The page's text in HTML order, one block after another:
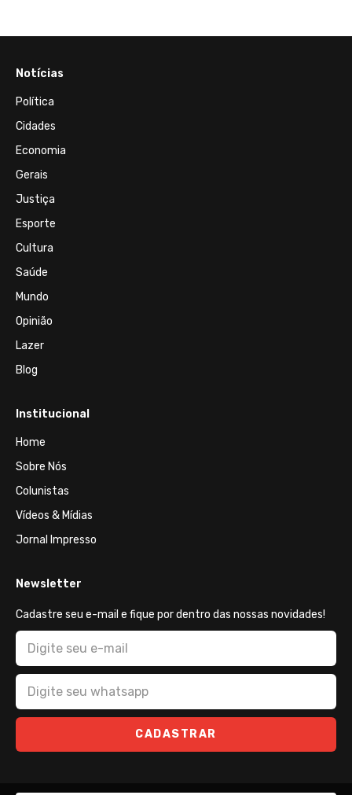
Notícias
Política
Cidades
Economia
Gerais
Justiça
Esporte
Cultura
Saúde
Mundo
Opinião
Lazer
Blog
Institucional
Home
Sobre Nós
Colunistas
Vídeos & Mídias
Jornal Impresso
Newsletter
Cadastre seu e-mail e fique por dentro das nossas novidades!
CADASTRAR